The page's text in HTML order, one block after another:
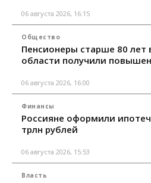
06 августа 2026, 16:15
Общество
Пенсионеры старше 80 лет
области получили
06 августа 2026, 16:00
Финансы
Россияне оформили
трлн рублей
06 августа 2026, 15:53
Власть